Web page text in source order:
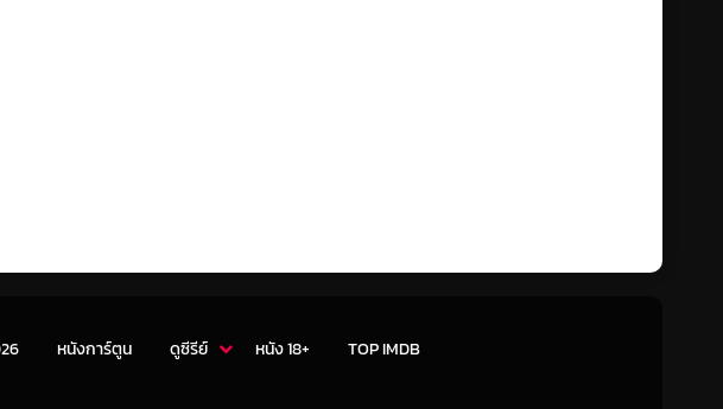
หนังการ์ตูน ดูซีรีย์ หนัง 18+ TOP IMDB